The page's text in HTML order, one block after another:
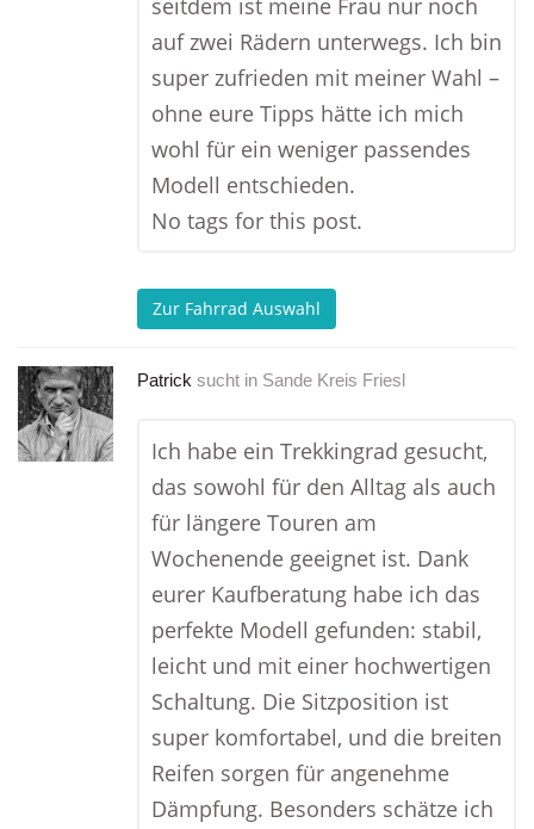
seitdem ist meine Frau nur noch
auf zwei Rädern unterwegs. Ich bin
super zufrieden mit meiner Wahl –
ohne eure Tipps hätte ich mich
wohl für ein weniger passendes
Modell entschieden.
No tags for this post.
Zur Fahrrad Auswahl
Patrick sucht in Sande Kreis Friesl
Ich habe ein Trekkingrad gesucht,
das sowohl für den Alltag als auch
für längere Touren am
Wochenende geeignet ist. Dank
eurer Kaufberatung habe ich das
perfekte Modell gefunden: stabil,
leicht und mit einer hochwertigen
Schaltung. Die Sitzposition ist
super komfortabel, und die breiten
Reifen sorgen für angenehme
Dämpfung. Besonders schätze ich